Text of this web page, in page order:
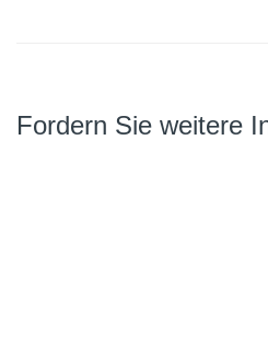
Fordern Sie weitere